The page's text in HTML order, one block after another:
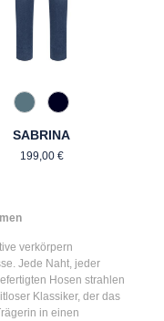
858 Moonlight Blue
890 Marine
SABRINA
Regulärer Preis:
199,00 €
verkörpern
Jede Naht, jeder
Hosen strahlen
Klassiker, der das
in einen